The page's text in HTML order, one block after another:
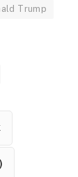
Trump